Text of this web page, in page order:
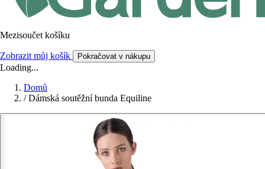
Mezisoučet košíku
Zobrazit můj košík Pokračovat v nákupu
Loading...
Domů
/ Dámská soutěžní bunda Equiline